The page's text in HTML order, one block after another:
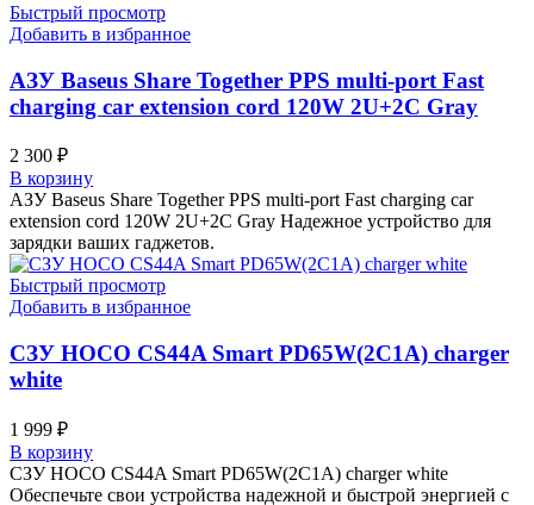
Быстрый просмотр
Добавить в избранное
АЗУ Baseus Share Together PPS multi-port Fast
charging car extension cord 120W 2U+2C Gray
2 300 ₽
В корзину
АЗУ Baseus Share Together PPS multi-port Fast charging car
extension cord 120W 2U+2C Gray Надежное устройство для
зарядки ваших гаджетов.
Быстрый просмотр
Добавить в избранное
СЗУ HOCO CS44A Smart PD65W(2C1A) charger
white
1 999 ₽
В корзину
СЗУ HOCO CS44A Smart PD65W(2C1A) charger white
Обеспечьте свои устройства надежной и быстрой энергией с